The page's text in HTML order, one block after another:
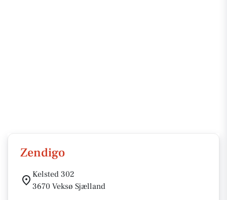
Zendigo
Kelsted 302
3670 Veksø Sjælland